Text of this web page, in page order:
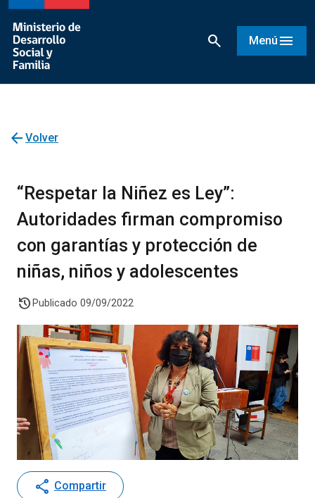
search Menú menu
arrow_back Volver
“Respetar la Niñez es Ley”:
Autoridades firman compromiso
con garantías y protección de
niñas, niños y adolescentes
history Publicado 09/09/2022
share Compartir